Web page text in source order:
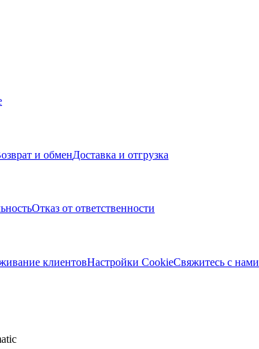
и обменДоставка и отгрузка
Отказ от ответственности
клиентовНастройки CookieСвяжитесь с нами